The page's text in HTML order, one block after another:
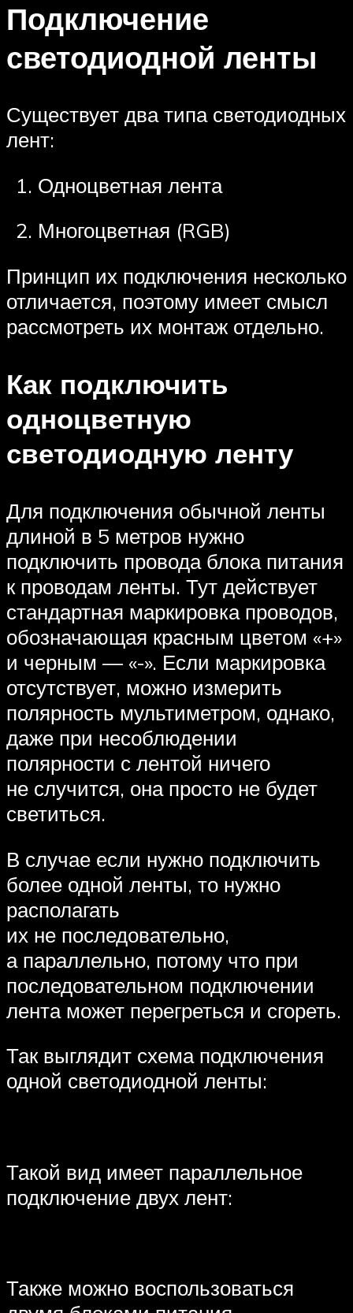
Подключение
светодиодной ленты
Существует два типа светодиодных
лент:
Одноцветная лента
Многоцветная (RGB)
Принцип их подключения несколько
отличается, поэтому имеет смысл
рассмотреть их монтаж отдельно.
Как подключить
одноцветную
светодиодную ленту
Для подключения обычной ленты
длиной в 5 метров нужно
подключить провода блока питания
к проводам ленты. Тут действует
стандартная маркировка проводов,
обозначающая красным цветом «+»
и черным — «-». Если маркировка
отсутствует, можно измерить
полярность мультиметром, однако,
даже при несоблюдении
полярности с лентой ничего
не случится, она просто не будет
светиться.
В случае если нужно подключить
более одной ленты, то нужно
располагать
их не последовательно,
а параллельно, потому что при
последовательном подключении
лента может перегреться и сгореть.
Так выглядит схема подключения
одной светодиодной ленты:
Такой вид имеет параллельное
подключение двух лент:
Также можно воспользоваться